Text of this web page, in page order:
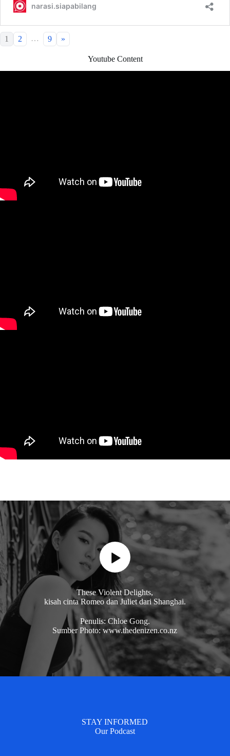
1 2 … 9 »
Youtube Content
These Violent Delights,
kisah cinta Romeo dan Juliet dari Shanghai.
Penulis: Chloe Gong.
Sumber Photo: www.thedenizen.co.nz
STAY INFORMED
Our Podcast